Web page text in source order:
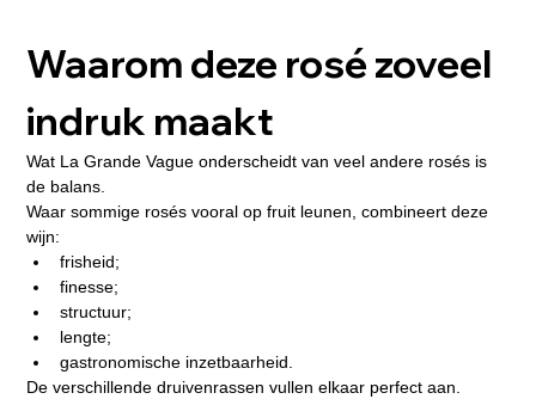
Waarom deze rosé zoveel
indruk maakt
Wat La Grande Vague onderscheidt van veel andere rosés is
de balans.
Waar sommige rosés vooral op fruit leunen, combineert deze
wijn:
frisheid;
finesse;
structuur;
lengte;
gastronomische inzetbaarheid.
De verschillende druivenrassen vullen elkaar perfect aan.